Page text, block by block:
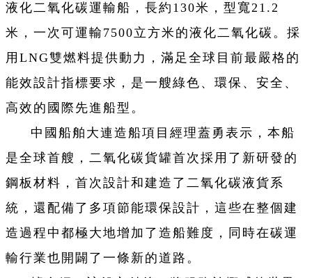
液化二氧化碳運輸船，長約130米，型寬21.2
米，一次可運輸7500立方米的液化二氧化碳。採
用LNG雙燃料提供動力，滿足全球目前最嚴格的
能效設計指標要求，是一艘綠色、環保、安全、
高效的國際先進船型。
中國船舶大連造船項目經理蓋勇表示，本船
是全球首艘，二氧化碳貨罐首次採用了新研發的
鋼板材料，首次設計和建造了二氧化碳液貨系
統，還配備了多項節能環保設計，這些在整個建
造過程中都極大地增加了造船難度，同時在碳運
輸行業也開闢了一條新的道路。